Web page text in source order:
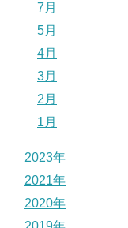
7月
5月
4月
3月
2月
1月
2023年
2021年
2020年